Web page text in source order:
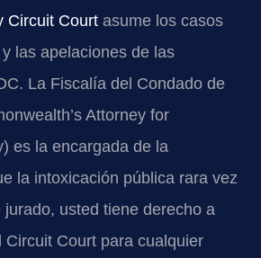
Circuit Court asume los casos
las apelaciones de las
La Fiscalía del Condado de
Attorney for
es la encargada de la
la intoxicación pública rara vez
jurado, usted tiene derecho a
Circuit Court para cualquier